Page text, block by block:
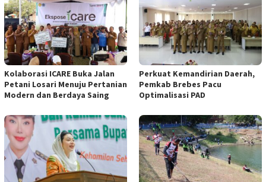
Kolaborasi ICARE Buka Jalan
Petani Losari Menuju Pertanian
Modern dan Berdaya Saing
Perkuat Kemandirian Daerah,
Pemkab Brebes Pacu
Optimalisasi PAD